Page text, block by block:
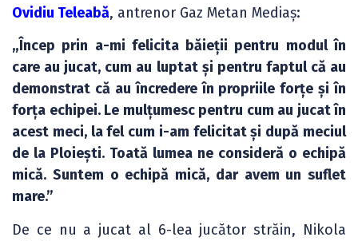
Ovidiu Teleabă, antrenor Gaz Metan Mediaș:
„Încep prin a-mi felicita băieții pentru modul în
care au jucat, cum au luptat și pentru faptul că au
demonstrat că au încredere în propriile forțe și în
forța echipei. Le mulțumesc pentru cum au jucat în
acest meci, la fel cum i-am felicitat și după meciul
de la Ploiești. Toată lumea ne consideră o echipă
mică. Suntem o echipă mică, dar avem un suflet
mare.”
De ce nu a jucat al 6-lea jucător străin, Nikola